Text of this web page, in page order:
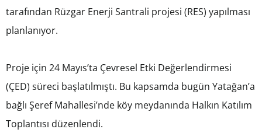
tarafından Rüzgar Enerji Santrali projesi (RES) yapılması
planlanıyor.
Proje için 24 Mayıs’ta Çevresel Etki Değerlendirmesi
(ÇED) süreci başlatılmıştı. Bu kapsamda bugün Yatağan’a
bağlı Şeref Mahallesi’nde köy meydanında Halkın Katılım
Toplantısı düzenlendi.